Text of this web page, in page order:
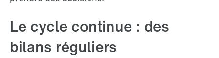
Le cycle continue : des
bilans réguliers